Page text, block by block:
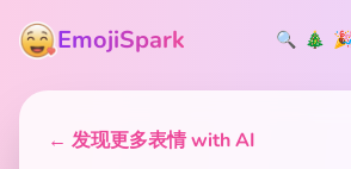
EmojiSpark 🔍 🎄
← 发现更多表情 with AI